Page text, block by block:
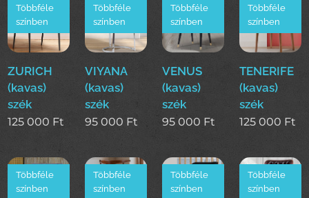
ZURICH
(kavas)
szék
Többféle
színben
125 000 Ft
VIYANA
(kavas)
szék
Többféle
színben
95 000 Ft
VENUS
(kavas)
szék
Többféle
színben
95 000 Ft
TENERIFE
(kavas)
szék
Többféle
színben
125 000 Ft
Többféle
színben
Többféle
színben
Többféle
színben
Többféle
színben